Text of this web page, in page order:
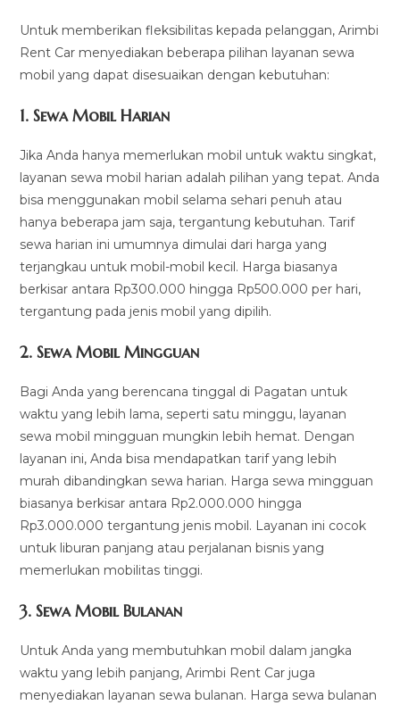
Untuk memberikan fleksibilitas kepada pelanggan, Arimbi
Rent Car menyediakan beberapa pilihan layanan sewa
mobil yang dapat disesuaikan dengan kebutuhan:
1.Sewa Mobil Harian
Jika Anda hanya memerlukan mobil untuk waktu singkat,
layanan sewa mobil harian adalah pilihan yang tepat. Anda
bisa menggunakan mobil selama sehari penuh atau
hanya beberapa jam saja, tergantung kebutuhan. Tarif
sewa harian ini umumnya dimulai dari harga yang
terjangkau untuk mobil-mobil kecil. Harga biasanya
berkisar antara Rp300.000 hingga Rp500.000 per hari,
tergantung pada jenis mobil yang dipilih.
2.Sewa Mobil Mingguan
Bagi Anda yang berencana tinggal di Pagatan untuk
waktu yang lebih lama, seperti satu minggu, layanan
sewa mobil mingguan mungkin lebih hemat. Dengan
layanan ini, Anda bisa mendapatkan tarif yang lebih
murah dibandingkan sewa harian. Harga sewa mingguan
biasanya berkisar antara Rp2.000.000 hingga
Rp3.000.000 tergantung jenis mobil. Layanan ini cocok
untuk liburan panjang atau perjalanan bisnis yang
memerlukan mobilitas tinggi.
3.Sewa Mobil Bulanan
Untuk Anda yang membutuhkan mobil dalam jangka
waktu yang lebih panjang, Arimbi Rent Car juga
menyediakan layanan sewa bulanan. Harga sewa bulanan